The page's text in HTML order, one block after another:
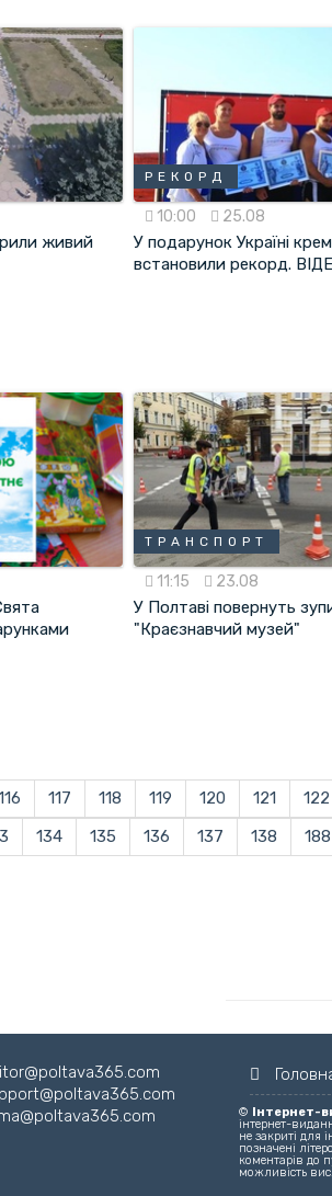
живий
РЕКОРД
10:00 25.08
У подарунок Україні
встановили рекорд.
ТРАНСПОРТ
11:15 23.08
У Полтаві повернуть
"Краєзнавчий музей"
117 118 119 120 121 122
134 135 136 137 138 188
© Інтернет-
інтернет-
не закриті для
позначені
коментарів до
можливість